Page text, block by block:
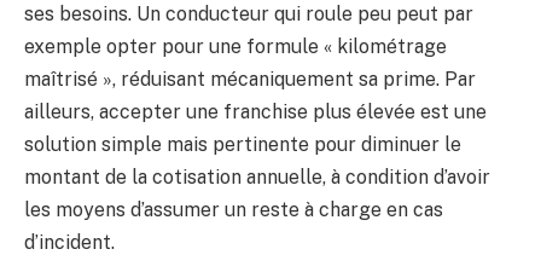
ses besoins. Un conducteur qui roule peu peut par
exemple opter pour une formule « kilométrage
maîtrisé », réduisant mécaniquement sa prime. Par
ailleurs, accepter une franchise plus élevée est une
solution simple mais pertinente pour diminuer le
montant de la cotisation annuelle, à condition d’avoir
les moyens d’assumer un reste à charge en cas
d’incident.